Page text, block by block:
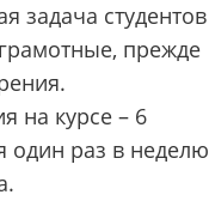
задача
прежде
на курсе – 6
один раз в